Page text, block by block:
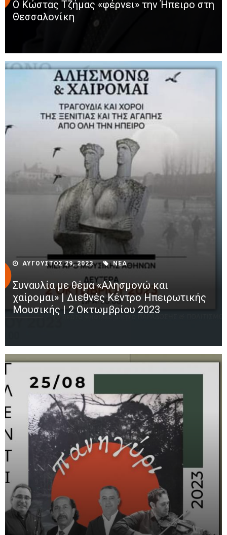
Ο Κώστας Τζήμας «φέρνει» την Ήπειρο στη
Θεσσαλονίκη
ΑΥΓΟΥΣΤΟΣ 29, 2023 ΝΕΑ
Συναυλία με θέμα «Αλησμονώ και
χαίρομαι» | Διεθνές Κέντρο Ηπειρωτικής
Μουσικής | 2 Οκτωμβρίου 2023